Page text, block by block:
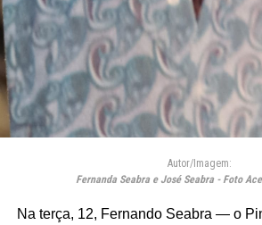
Autor/Imagem:
Fernanda Seabra e José Seabra - Foto
Na terça, 12, Fernando Seabra — o